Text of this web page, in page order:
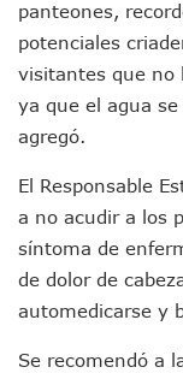
panteones,
potenciales
visitantes que no
ya que el agua
agregó.
El Responsable
a no acudir a los
síntoma de
de dolor de
automedicarse y
Se recomendó a